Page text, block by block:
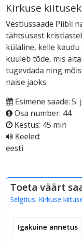
Kirkuse
Vestlussaade Piibli
tähtsusest
külaline, kelle
kuuleb tõde, mis
tugevdada ning
naise jaoks.
Esimene saade: 5.
Osa number: 44
Kestus: 45 min
Keeled:
eesti
Toeta väärt
Selgitus: Kirkuse
Igakuine annetus